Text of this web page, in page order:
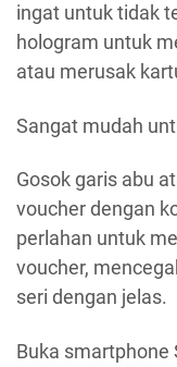
ingat untuk tidak
hologram untuk
atau merusak
Sangat mudah
Gosok garis abu
voucher dengan
perlahan untuk
voucher,
seri dengan jelas.
Buka smartphone